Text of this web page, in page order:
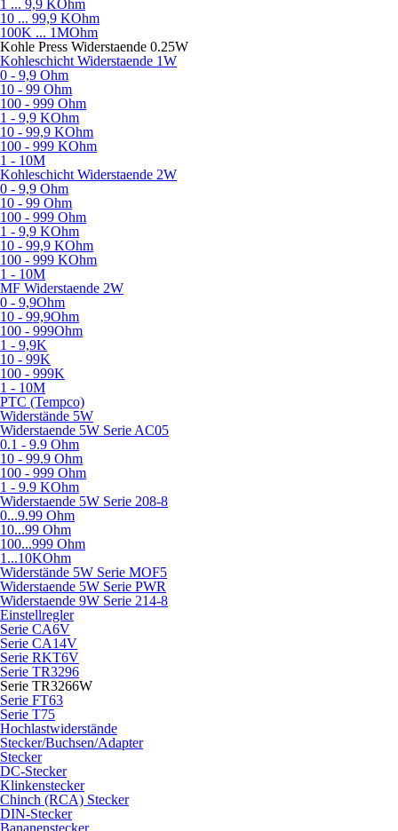
1 ... 9,9 KOhm
10 ... 99,9 KOhm
100K ... 1MOhm
Kohle Press Widerstaende 0.25W
Kohleschicht Widerstaende 1W
0 - 9,9 Ohm
10 - 99 Ohm
100 - 999 Ohm
1 - 9,9 KOhm
10 - 99,9 KOhm
100 - 999 KOhm
1 - 10M
Kohleschicht Widerstaende 2W
0 - 9,9 Ohm
10 - 99 Ohm
100 - 999 Ohm
1 - 9,9 KOhm
10 - 99,9 KOhm
100 - 999 KOhm
1 - 10M
MF Widerstaende 2W
0 - 9,9Ohm
10 - 99,9Ohm
100 - 999Ohm
1 - 9,9K
10 - 99K
100 - 999K
1 - 10M
PTC (Tempco)
Widerstände 5W
Widerstaende 5W Serie AC05
0.1 - 9.9 Ohm
10 - 99.9 Ohm
100 - 999 Ohm
1 - 9.9 KOhm
Widerstaende 5W Serie 208-8
0...9.99 Ohm
10...99 Ohm
100...999 Ohm
1...10KOhm
Widerstände 5W Serie MOF5
Widerstaende 5W Serie PWR
Widerstaende 9W Serie 214-8
Einstellregler
Serie CA6V
Serie CA14V
Serie RKT6V
Serie TR3296
Serie TR3266W
Serie FT63
Serie T75
Hochlastwiderstände
Stecker/Buchsen/Adapter
Stecker
DC-Stecker
Klinkenstecker
Chinch (RCA) Stecker
DIN-Stecker
Bananenstecker